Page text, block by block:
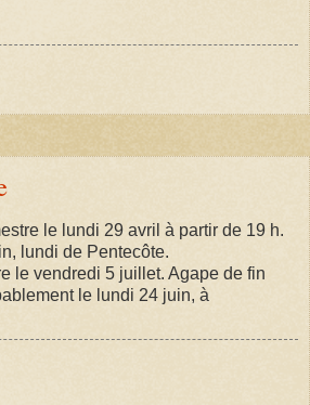
le lundi 29 avril à partir de 19 h.
lundi de Pentecôte.
le vendredi 5 juillet. Agape de fin
le lundi 24 juin, à